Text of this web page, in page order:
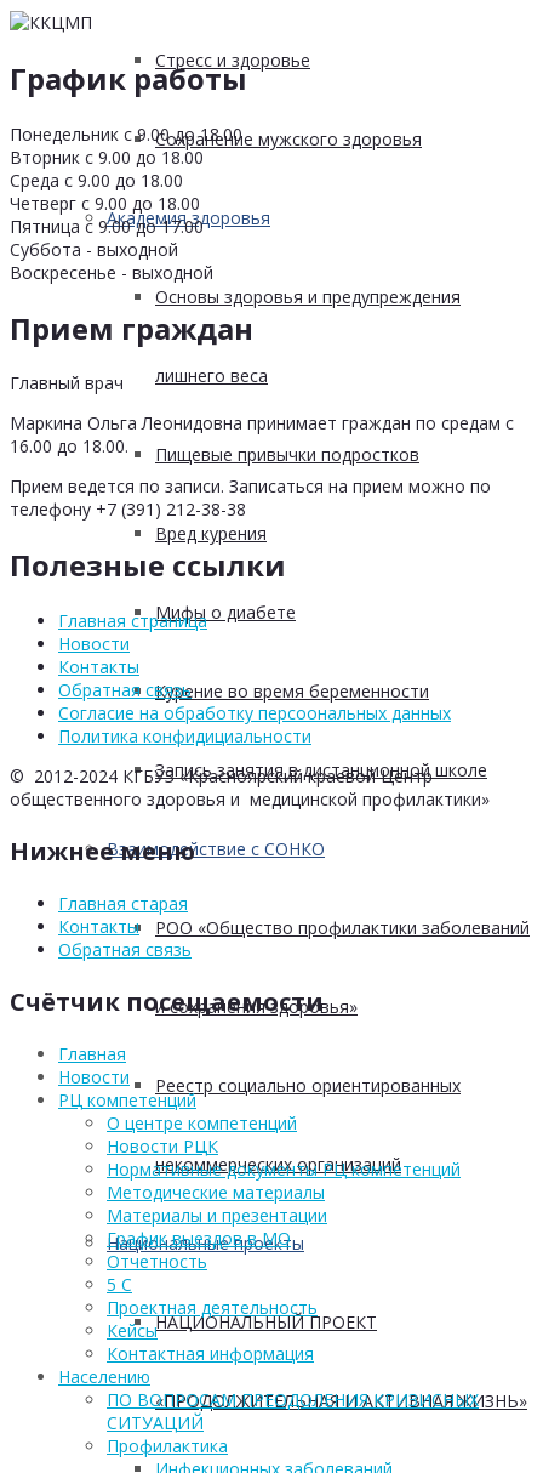
Стресс и здоровье
Сохранение мужского здоровья
Академия здоровья
Основы здоровья и предупреждения
лишнего веса
Пищевые привычки подростков
Вред курения
Мифы о диабете
Курение во время беременности
Запись занятия в дистанционной школе
Взаимодействие с СОНКО
РОО «Общество профилактики заболеваний
и сохранения здоровья»
Реестр социально ориентированных
некоммерческих организаций
Национальные проекты
НАЦИОНАЛЬНЫЙ ПРОЕКТ
«ПРОДОЛЖИТЕЛЬНАЯ И АКТИВНАЯ ЖИЗНЬ»
График работы
Понедельник с 9.00 до 18.00
Вторник с 9.00 до 18.00
Среда с 9.00 до 18.00
Четверг с 9.00 до 18.00
Пятница с 9.00 до 17.00
Суббота - выходной
Воскресенье - выходной
Прием граждан
Главный врач
Маркина Ольга Леонидовна принимает граждан по средам с
16.00 до 18.00.
Прием ведется по записи. Записаться на прием можно по
телефону +7 (391) 212-38-38
Полезные ссылки
Главная страница
Новости
Контакты
Обратная связь
Согласие на обработку персоональных данных
Политика конфидициальности
© 2012-2024 КГБУЗ «Красноярский краевой Центр
общественного здоровья и медицинской профилактики»
Нижнее меню
Главная старая
Контакты
Обратная связь
Счётчик посещаемости
Главная
Новости
РЦ компетенций
О центре компетенций
Новости РЦК
Нормативные документы РЦ компетенций
Методические материалы
Материалы и презентации
График выездов в МО
Отчетность
5 С
Проектная деятельность
Кейсы
Контактная информация
Населению
ПО ВОПРОСАМ ПРЕОДОЛЕНИЯ КРИЗИСНЫХ
СИТУАЦИЙ
Профилактика